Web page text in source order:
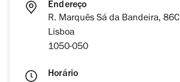
Endereço
R. Marquês Sá da Bandeira, 86C
Lisboa
1050-050
Horário